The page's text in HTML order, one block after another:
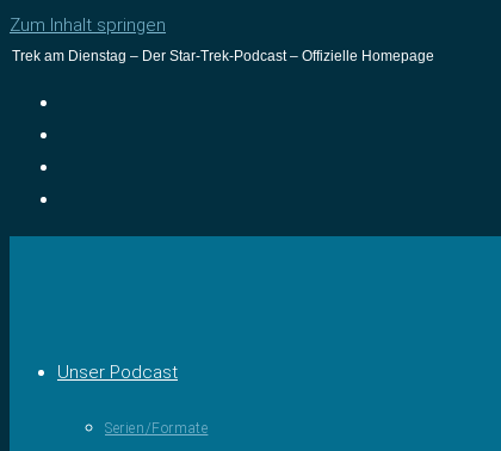
Zum Inhalt springen
Trek am Dienstag – Der Star-Trek-Podcast – Offizielle Homepage
Unser Podcast
Serien/Formate